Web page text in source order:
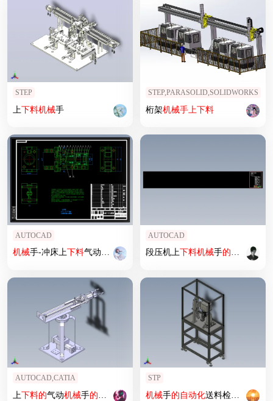
STEP
上下料机械手
STEP,PARASOLID,SOLIDWORKS
桁架机械手上下料
AUTOCAD
机械手-冲床上下料气动机械手的 设计
AUTOCAD
段压机上下料机械手的机械 及plc
AUTOCAD,CATIA
上下料的气动机械手的 设计-含三维catia
STP
机械手的自动化送料检测系统